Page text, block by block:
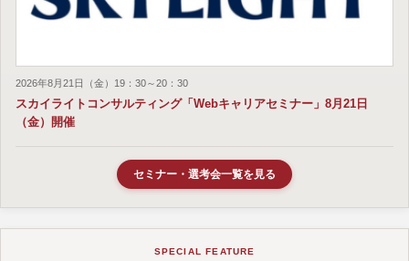
2026年8月21日（金）19：30～20：30
スカイライトコンサルティング「Webキャリアセミナー」8月21日
（金）開催
セミナー・選考会一覧を見る
SPECIAL FEATURE